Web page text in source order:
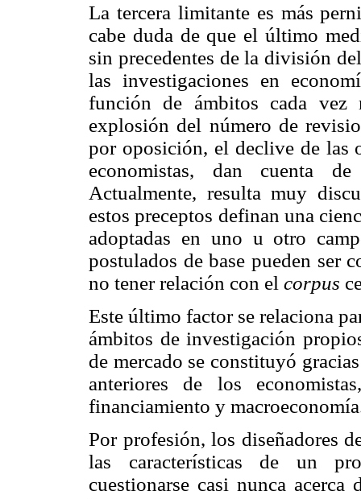
La tercera limitante es más
cabe duda de que el último
sin precedentes de la división
las investigaciones en
función de ámbitos cada vez
explosión del número de
por oposición, el declive de las
economistas, dan cuenta
Actualmente, resulta muy
estos preceptos definan una
adoptadas en uno u otro
postulados de base pueden ser
no tener relación con el corpus
Este último factor se relaciona
ámbitos de investigación
de mercado se constituyó
anteriores de los
financiamiento y
Por profesión, los diseñadores
las características de un
cuestionarse casi nunca acerca